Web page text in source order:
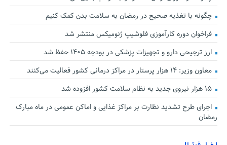
چگونه با تغذیه صحیح در رمضان به سلامت بدن کمک کنیم
فراخوان دوره کارآموزی فلوشیپ ژنومیکس منتشر شد
ارز ترجیحی دارو و تجهیزات پزشکی در بودجه ۱۴۰۵ حفظ شد
معاون وزیر: ۱۴ هزار پرستار در مراکز درمانی کشور فعالیت می‌کنند
۱۵ هزار نیروی جدید به نظام سلامت کشور افزوده شد
اجرای طرح تشدید نظارت بر مراکز غذایی و اماکن عمومی در ماه مبارک
رمضان